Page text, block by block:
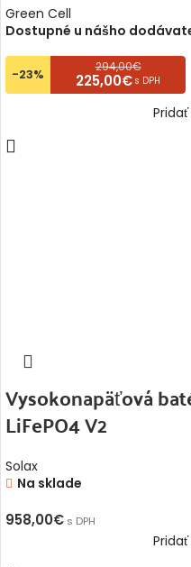
Green Cell
Dostupné u nášho
-23% 294,00€
225,00€ s DPH
Vysokonapäťová
LiFePO4 V2
Solax
Na sklade
958,00€ s DPH